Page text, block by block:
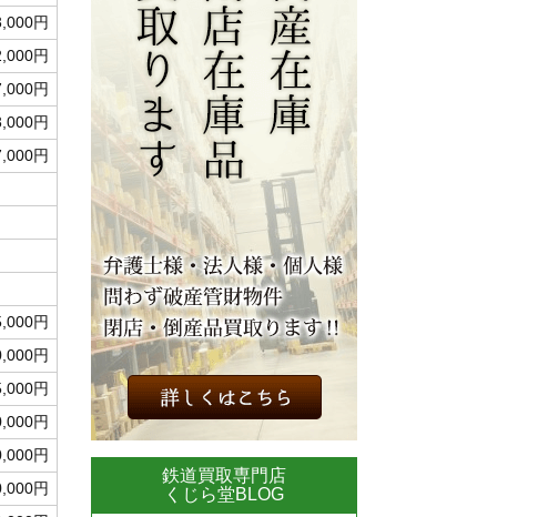
円
円
円
円
円
円
円
円
円
円
円
鉄道買取専門店
くじら堂BLOG